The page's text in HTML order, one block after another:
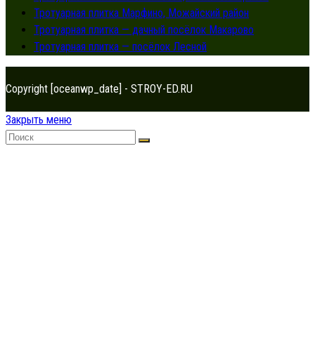
Тротуарная плитка Марфино, Можайский район
Тротуарная плитка — дачный посёлок Макарово
Тротуарная плитка — посёлок Лесной
Copyright [oceanwp_date] - STROY-ED.RU
Закрыть меню